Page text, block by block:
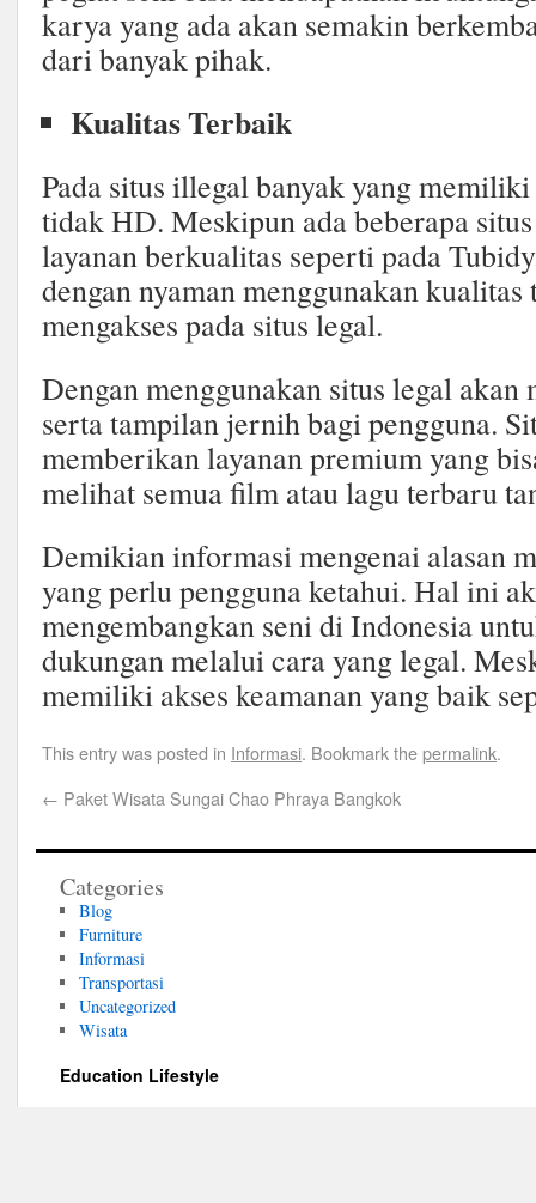
karya yang ada akan semakin
dari banyak pihak.
Kualitas Terbaik
Pada situs illegal banyak yang
tidak HD. Meskipun ada beberapa
layanan berkualitas seperti pada
dengan nyaman menggunakan
mengakses pada situs legal.
Dengan menggunakan situs legal akan
serta tampilan jernih bagi pengguna.
memberikan layanan premium yang
melihat semua film atau lagu terbaru
Demikian informasi mengenai alasan
yang perlu pengguna ketahui. Hal ini
mengembangkan seni di Indonesia
dukungan melalui cara yang legal.
memiliki akses keamanan yang baik
This entry was posted in Informasi. Bookmark thepermalink.
← Paket Wisata Sungai Chao Phraya Bangkok
Categories
Blog
Furniture
Informasi
Transportasi
Uncategorized
Wisata
Education Lifestyle